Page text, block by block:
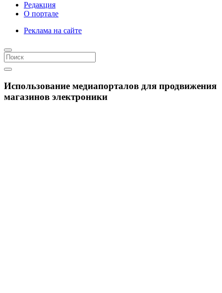
Редакция
О портале
Реклама на сайте
Использование медиапорталов для продвижения
магазинов электроники